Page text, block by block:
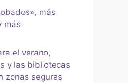
más
más
el verano,
y las bibliotecas
zonas seguras